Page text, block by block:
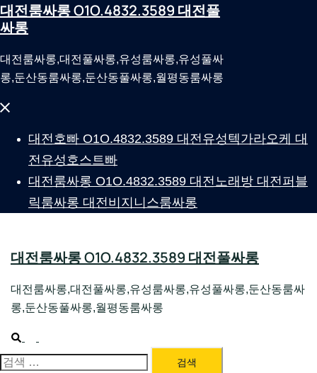
대전룸싸롱 O1O.4832.3589 대전풀
싸롱
대전룸싸롱,대전풀싸롱,유성룸싸롱,유성풀싸
롱,둔산동룸싸롱,둔산동풀싸롱,월평동룸싸롱
Close
대전호빠 O1O.4832.3589 대전유성텍가라오케 대
전유성호스트빠
대전룸싸롱 O1O.4832.3589 대전노래방 대전퍼블
릭룸싸롱 대전비지니스룸싸롱
대전룸싸롱 O1O.4832.3589 대전풀싸롱
대전룸싸롱,대전풀싸롱,유성룸싸롱,유성풀싸롱,둔산동룸싸
롱,둔산동풀싸롱,월평동룸싸롱
Search
menu
검